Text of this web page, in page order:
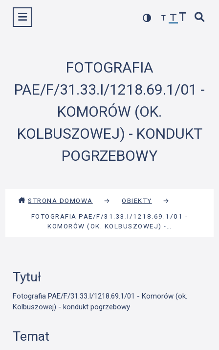
Wyświetl menu
FOTOGRAFIA
PAE/F/31.33.I/1218.69.1/01 -
KOMORÓW (OK.
KOLBUSZOWEJ) - KONDUKT
POGRZEBOWY
STRONA DOMOWA → OBIEKTY
→
FOTOGRAFIA PAE/F/31.33.I/1218.69.1/01 -
KOMORÓW (OK. KOLBUSZOWEJ) -…
Tytuł
Fotografia PAE/F/31.33.I/1218.69.1/01 - Komorów (ok.
Kolbuszowej) - kondukt pogrzebowy
Temat